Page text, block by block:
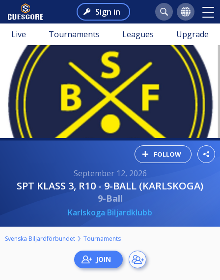
Sign in
Live Tournaments Leagues Upgrade
FOLLOW
September 12, 2026
SPT KLASS 3, R10 - 9-BALL (KARLSKOGA)
9-Ball
Karlskoga Biljardklubb
Svenska Biljardförbundet Tournaments